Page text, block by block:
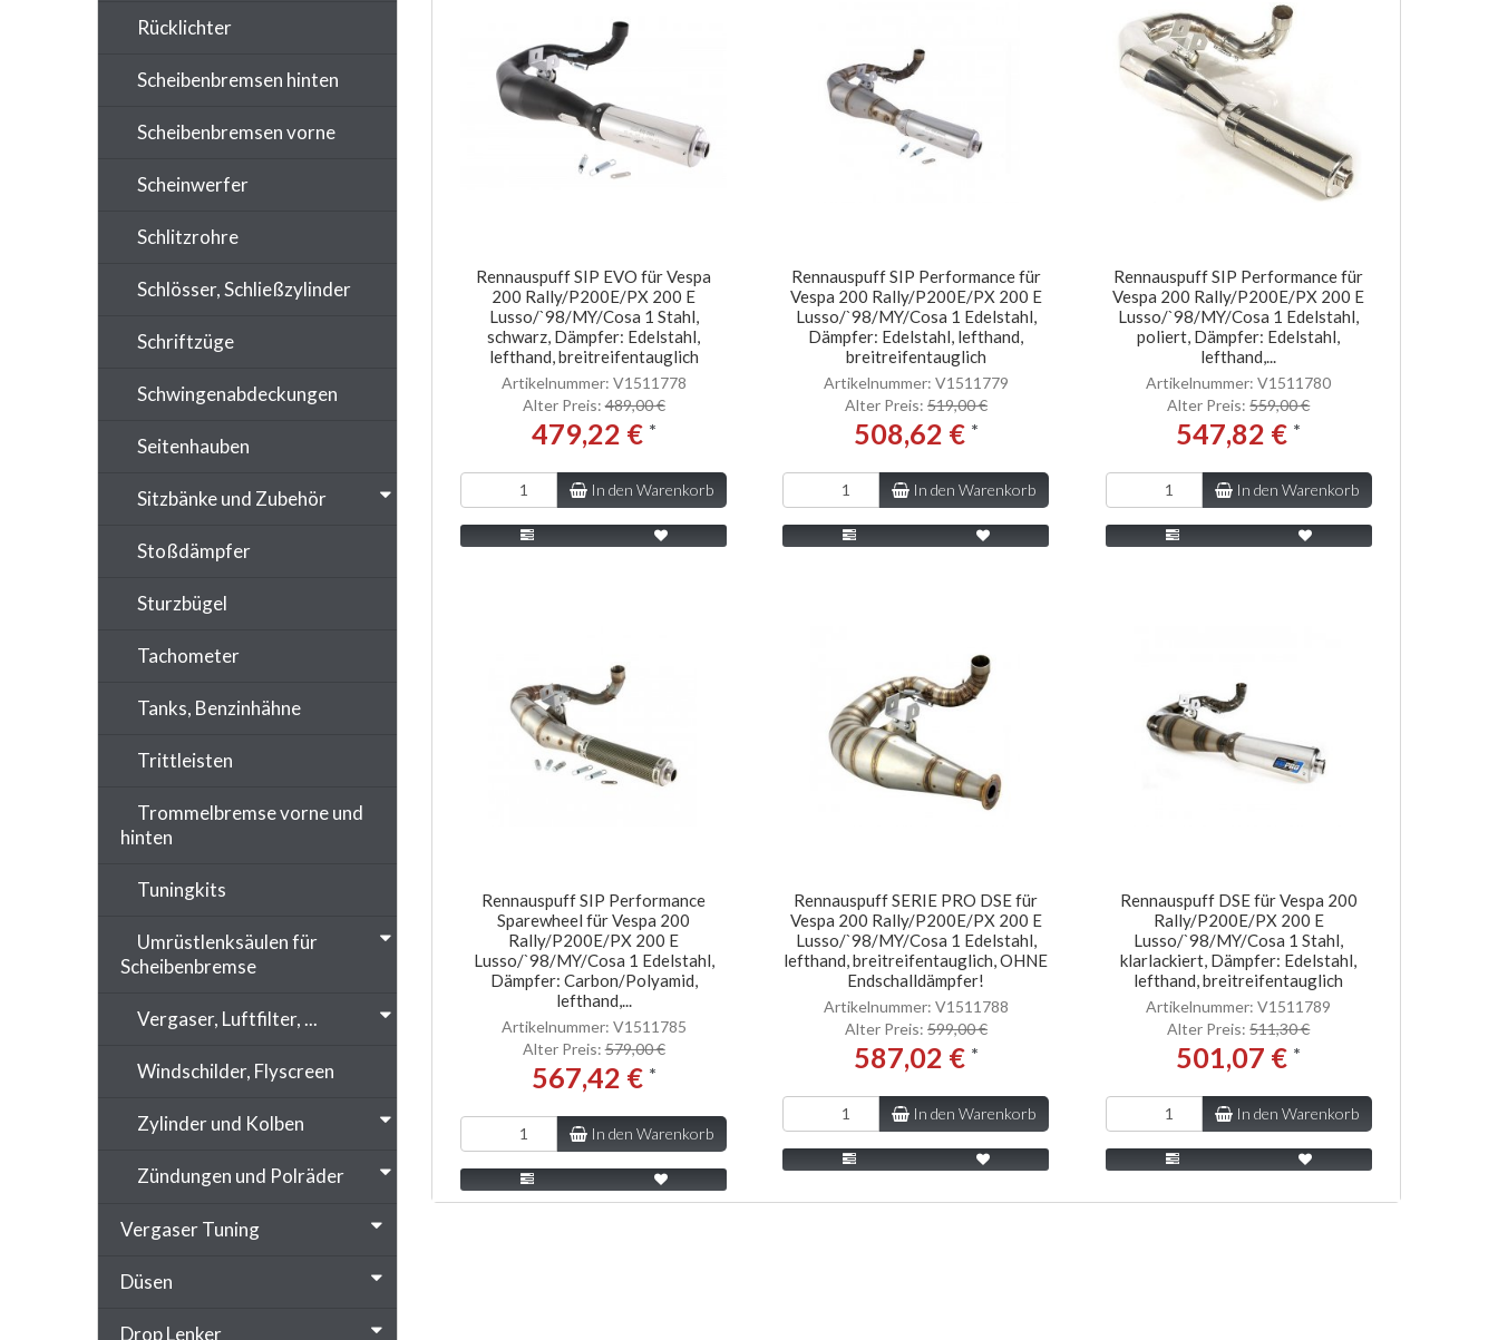
Rennauspuff SIP EVO für Vespa
200 Rally/P200E/PX 200 E
Lusso/`98/MY/Cosa 1 Stahl,
schwarz, Dämpfer: Edelstahl,
lefthand, breitreifentauglich
Artikelnummer: V1511778
Alter Preis:489,00 €
479,22 € *
In den Warenkorb
Rennauspuff SIP Performance für
Vespa 200 Rally/P200E/PX 200 E
Lusso/`98/MY/Cosa 1 Edelstahl,
Dämpfer: Edelstahl, lefthand,
breitreifentauglich
Artikelnummer: V1511779
Alter Preis: 519,00 €
508,62 € *
In den Warenkorb
Rennauspuff SIP Performance für
Vespa 200 Rally/P200E/PX 200 E
Lusso/`98/MY/Cosa 1 Edelstahl,
poliert, Dämpfer: Edelstahl,
lefthand,...
Artikelnummer: V1511780
Alter Preis:559,00 €
547,82 € *
In den Warenkorb
Rennauspuff SIP Performance
Sparewheel für Vespa 200
Rally/P200E/PX 200 E
Lusso/`98/MY/Cosa 1 Edelstahl,
Dämpfer: Carbon/Polyamid,
lefthand,...
Artikelnummer: V1511785
Alter Preis:579,00 €
567,42 € *
In den Warenkorb
Rennauspuff SERIE PRO DSE für
Vespa 200 Rally/P200E/PX 200 E
Lusso/`98/MY/Cosa 1 Edelstahl,
lefthand, breitreifentauglich, OHNE
Endschalldämpfer!
Artikelnummer: V1511788
Alter Preis: 599,00 €
587,02 € *
In den Warenkorb
Rennauspuff DSE für Vespa 200
Rally/P200E/PX 200 E
Lusso/`98/MY/Cosa 1 Stahl,
klarlackiert, Dämpfer: Edelstahl,
lefthand, breitreifentauglich
Artikelnummer: V1511789
Alter Preis:511,30 €
501,07 € *
In den Warenkorb
Rücklichter
Scheibenbremsen hinten
Scheibenbremsen vorne
Scheinwerfer
Schlitzrohre
Schlösser, Schließzylinder
Schriftzüge
Schwingenabdeckungen
Seitenhauben
Sitzbänke und Zubehör
Stoßdämpfer
Sturzbügel
Tachometer
Tanks, Benzinhähne
Trittleisten
Trommelbremse vorne und
hinten
Tuningkits
Umrüstlenksäulen für
Scheibenbremse
Vergaser, Luftfilter, ...
Windschilder, Flyscreen
Zylinder und Kolben
Zündungen und Polräder
Vergaser Tuning
Düsen
Drop Lenker